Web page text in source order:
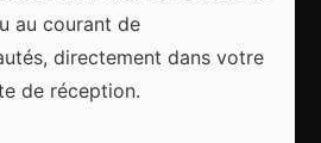
de vos rêves pour Noël 2024
au courant de
directement dans votre
de réception.